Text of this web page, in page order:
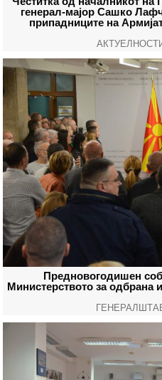
генерал-мајор Сашко
припадниците на
Предновогодишен
Министерството за одбрана